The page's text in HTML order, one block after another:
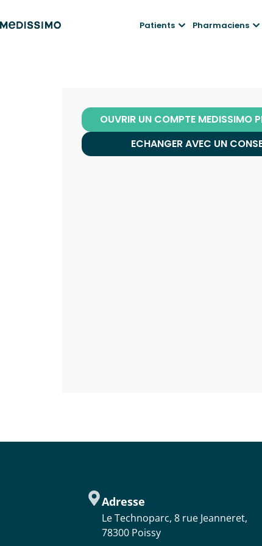
Patients Pharmaciens
OUVRIR UN COMPTE MEDISSIMO
ECHANGER AVEC UN
Adresse
Le Technoparc, 8 rue Jeanneret,
78300 Poissy